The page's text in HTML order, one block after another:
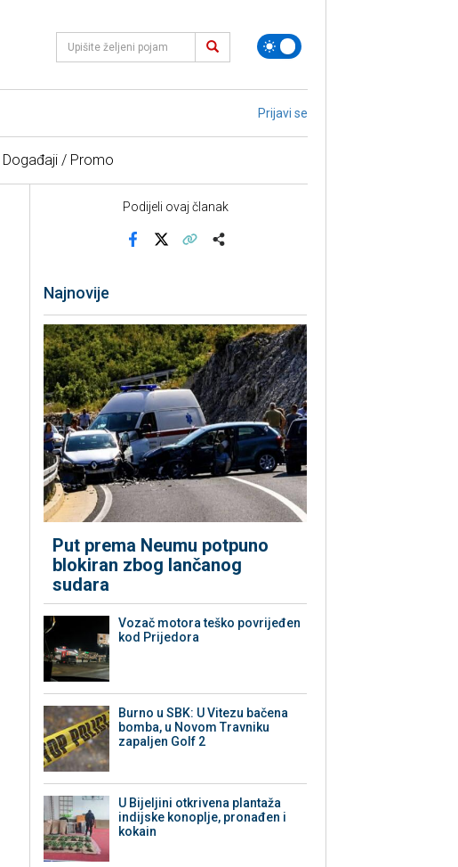
Prijavi se
Događaji / Promo
Podijeli ovaj članak
Najnovije
Put prema Neumu potpuno
blokiran zbog lančanog
sudara
Vozač motora teško povrijeđen
kod Prijedora
Burno u SBK: U Vitezu bačena
bomba, u Novom Travniku
zapaljen Golf 2
​U Bijeljini otkrivena plantaža
indijske konoplje, pronađen i
kokain